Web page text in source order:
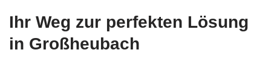
Ihr Weg zur perfekten Lösung
in Großheubach